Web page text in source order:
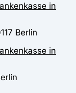
in
Berlin
in